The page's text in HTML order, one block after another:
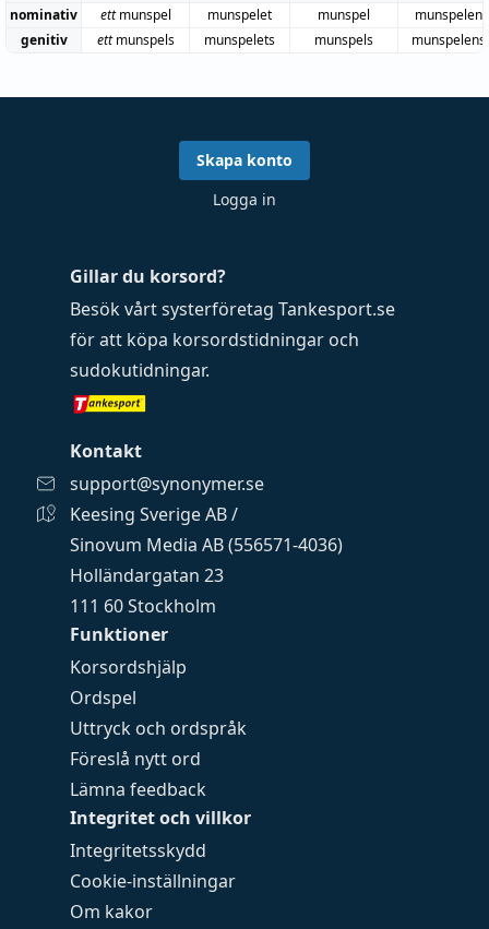
nominativ
ettmunspel munspelet munspel
munspelen
genitiv
ettmunspels munspelets munspels munspelens
Funktioner
Korsordshjälp
Ordspel
Uttryck och ordspråk
Föreslå nytt ord
Lämna feedback
Integritet och villkor
Integritetsskydd
Cookie-inställningar
Om kakor
Gillar du korsord?
Besök vårt systerföretag Tankesport.se
för att köpa korsordstidningar och
sudokutidningar.
Kontakt
support@synonymer.se
Keesing Sverige AB /
Sinovum Media AB (556571-4036)
Holländargatan 23
111 60 Stockholm
Skapa konto
Logga in